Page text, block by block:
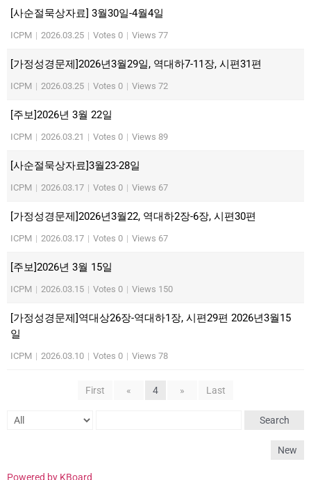
[사순절묵상자료] 3월30일-4월4일
ICPM | 2026.03.25 | Votes 0 | Views 77
[가정성경문제]2026년3월29일, 역대하7-11장, 시편31편
ICPM | 2026.03.25 | Votes 0 | Views 72
[주보]2026년 3월 22일
ICPM | 2026.03.21 | Votes 0 | Views 89
[사순절묵상자료]3월23-28일
ICPM | 2026.03.17 | Votes 0 | Views 67
[가정성경문제]2026년3월22, 역대하2장-6장, 시편30편
ICPM | 2026.03.17 | Votes 0 | Views 67
[주보]2026년 3월 15일
ICPM | 2026.03.15 | Votes 0 | Views 150
[가정성경문제]역대상26장-역대하1장, 시편29편 2026년3월15
일
ICPM | 2026.03.10 | Votes 0 | Views 78
First « 4 » Last
Search
New
Powered by KBoard